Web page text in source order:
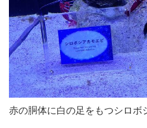
赤の胴体に白の足をもつシロボ